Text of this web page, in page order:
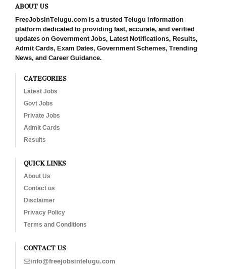
ABOUT US
FreeJobsInTelugu.com is a trusted Telugu information
platform dedicated to providing fast, accurate, and verified
updates on Government Jobs, Latest Notifications, Results,
Admit Cards, Exam Dates, Government Schemes, Trending
News, and Career Guidance.
CATEGORIES
Latest Jobs
Govt Jobs
Private Jobs
Admit Cards
Results
QUICK LINKS
About Us
Contact us
Disclaimer
Privacy Policy
Terms and Conditions
CONTACT US
info@freejobsintelugu.com